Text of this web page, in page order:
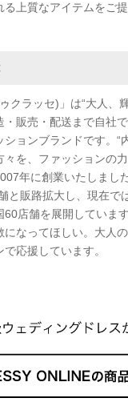
上質なアイテムをご提
クラッセ)」は“大人、
・販売・配送まで自社
ションブランドです。“
々を、ファッションの
年に創業いたしまし
と販路拡大し、現在で
60店舗を展開していま
になってほしい。大人
応援しています。